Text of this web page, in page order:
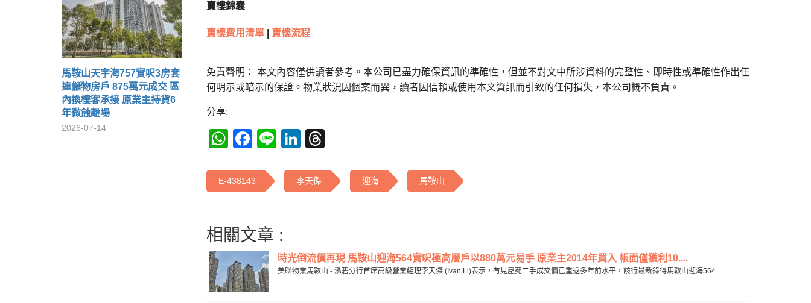
馬鞍山天宇海757實呎3房套
連儲物房戶 875萬元成交 區
內換樓客承接 原業主持貨6
年微蝕離場
2026-07-14
賣樓錦囊
賣樓費用清單 賣樓流程
免責聲明： 本文內容僅供讀者參考。本公司已盡力確保資訊的準確性，但並不對文中所涉資料的完整性、即時性或準確性作出任
何明示或暗示的保證。物業狀況因個案而異，讀者因信賴或使用本文資訊而引致的任何損失，本公司概不負責。
分享:
WhatsApp
Facebook
LineLinkedIn
E-438143 李天傑 迎海 馬鞍山
相關文章 :
時光倒流價再現 馬鞍山迎海564實呎極高層戶以880萬元易手 原業主2014年買入 帳面僅獲利10....
美聯物業馬鞍山 - 泓碧分行首席高級營業經理李天傑 (Ivan Li)表示，有見屋苑二手成交價已重返多年前水平，該行最新錄得馬鞍山迎海564...